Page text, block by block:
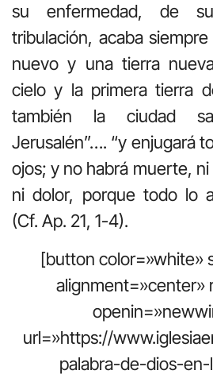
su enfermedad, de
tribulación, acaba
nuevo y una tierra
cielo y la primera tierra
también la ciudad
Jerusalén”…. “y enjugará
ojos; y no habrá muerte,
ni dolor, porque todo lo
(Cf. Ap. 21, 1-4).
[button color=»white»
alignment=»center»
url=»https://
palabra-de-dios-